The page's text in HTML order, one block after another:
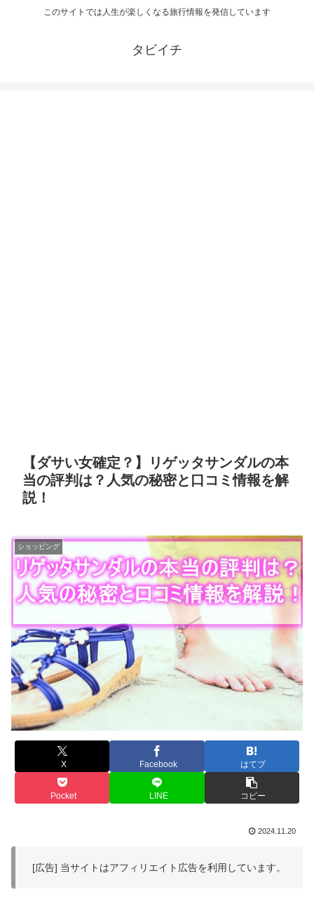
このサイトでは人生が楽しくなる旅行情報を発信しています
タビイチ
【ダサい女確定？】リゲッタサンダルの本
当の評判は？人気の秘密と口コミ情報を解
説！
ショッピング
X Facebook はてブ
Pocket LINE コピー
2024.11.20
[広告] 当サイトはアフィリエイト広告を利用しています。